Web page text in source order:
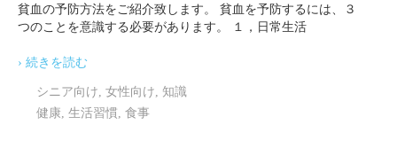
貧血の予防方法をご紹介致します。 貧血を予防するには、３
つのことを意識する必要があります。 １，日常生活
› 続きを読む
シニア向け 女性向け 知識
健康 生活習慣 食事